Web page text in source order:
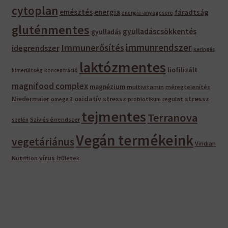
cytoplan emésztés energia energia-anyagcsere fáradtság
gluténmentes gyulladás gyulladáscsökkentés
idegrendszer Immunerősítés immunrendszer keringés
kimerültség koncentráció laktózmentes liofilizált
magnifood complex magnézium multivitamin méregtelenítés
Niedermaier omega 3 oxidatív stressz probiotikum regulat stressz
szelén Szív és érrendszer tejmentesTerranova
vegetáriánusVegán termékeink Viridian
Nutrition vírus ízületek